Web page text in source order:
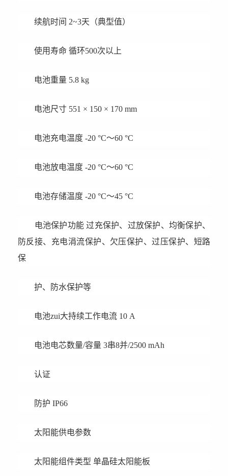
续航时间 2~3天（典型值）
使用寿命 循环500次以上
电池重量 5.8 kg
电池尺寸 551 × 150 × 170 mm
电池充电温度 -20 °C～60 °C
电池放电温度 -20 °C～60 °C
电池存储温度 -20 °C～45 °C
电池保护功能 过充保护、过放保护、均衡保护、
防反接、充电涓流保护、欠压保护、过压保护、短路
保
护、防水保护等
电池zui大持续工作电流 10 A
电池电芯数量/容量 3串8并/2500 mAh
认证
防护 IP66
太阳能供电参数
太阳能组件类型 单晶硅太阳能板